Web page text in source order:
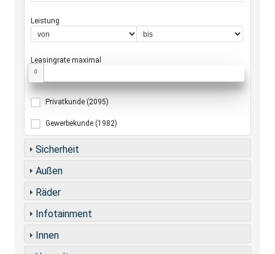
Leistung
Leasingrate maximal
0
Privatkunde (2095)
Gewerbekunde (1982)
Sicherheit
Außen
Räder
Infotainment
Innen